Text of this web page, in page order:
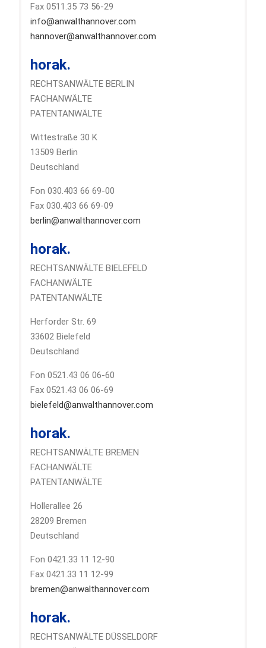
Fax 0511.35 73 56-29
info@anwalthannover.com
hannover@anwalthannover.com
horak.
RECHTSANWÄLTE BERLIN
FACHANWÄLTE
PATENTANWÄLTE
Wittestraße 30 K
13509 Berlin
Deutschland
Fon 030.403 66 69-00
Fax 030.403 66 69-09
berlin@anwalthannover.com
horak.
RECHTSANWÄLTE BIELEFELD
FACHANWÄLTE
PATENTANWÄLTE
Herforder Str. 69
33602 Bielefeld
Deutschland
Fon 0521.43 06 06-60
Fax 0521.43 06 06-69
bielefeld@anwalthannover.com
horak.
RECHTSANWÄLTE BREMEN
FACHANWÄLTE
PATENTANWÄLTE
Hollerallee 26
28209 Bremen
Deutschland
Fon 0421.33 11 12-90
Fax 0421.33 11 12-99
bremen@anwalthannover.com
horak.
RECHTSANWÄLTE DÜSSELDORF